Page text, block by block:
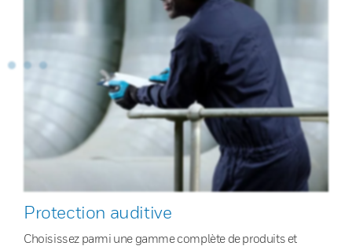
Protection auditive
Choisissez parmi une gamme complète de produits et